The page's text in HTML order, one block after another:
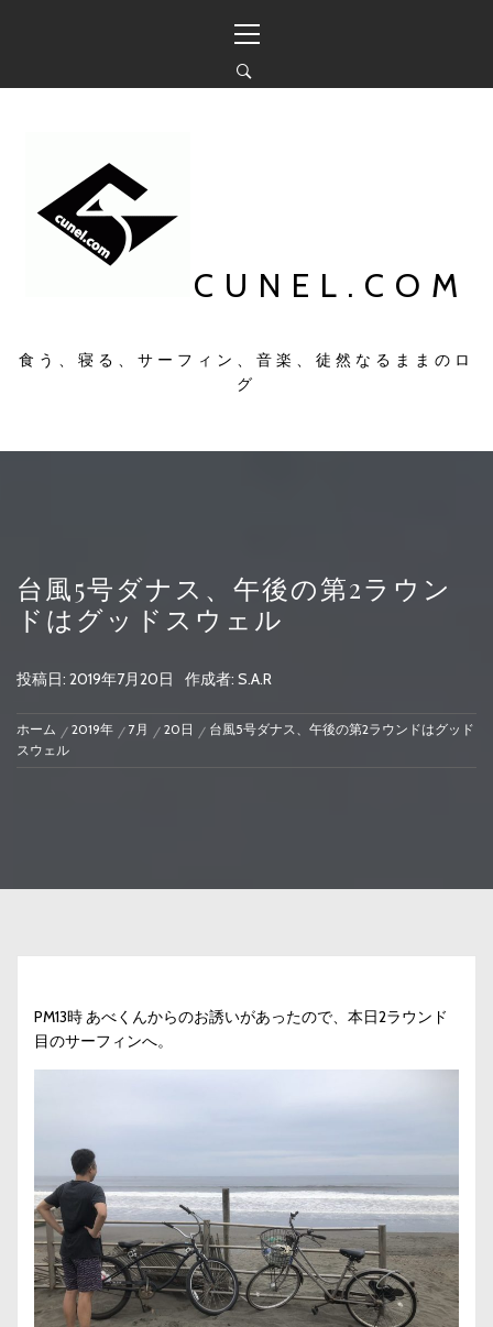
ン
イ
ン
メ
CUNEL.COM
食う、寝る、サーフィン、音楽、徒然なるままのロ
グ
台風5号ダナス、午後の第2ラウン
ドはグッドスウェル
投稿日: 2019年7月20日 作成者: S.A.R
ホーム 2019年 7月 20日
台風5号ダナス、午後の第2ラウンドはグッド
スウェル
PM13時 あべくんからのお誘いがあったので、本日2ラウンド
目のサーフィンへ。